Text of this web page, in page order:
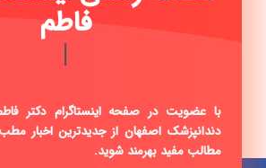
با عضویت در صفحه اینستاگرام دکتر
دندانپزشک اصفهان از جدیدترین اخبار
صفحه اینستاگرام دکتر فاطمه